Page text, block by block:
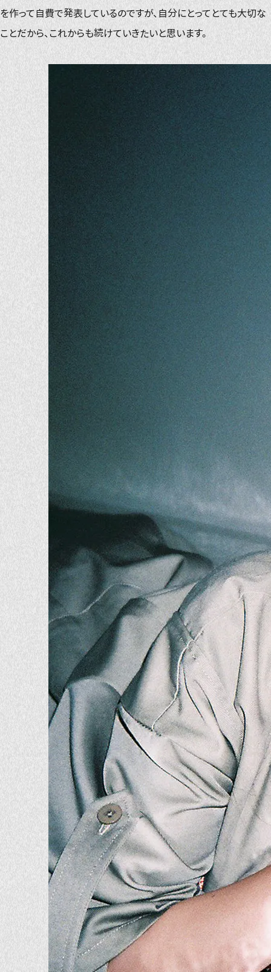
を作って自費で発表しているのですが、自分にとってとても大切な
ことだから、これからも続けていきたいと思います。